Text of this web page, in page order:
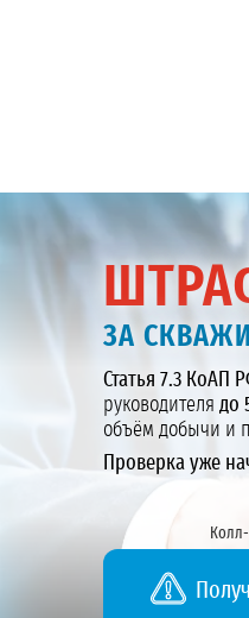
ЗА
Статья 7.3 КоАП
руководителя до
объём добычи и
Проверка уже